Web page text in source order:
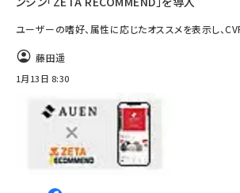
ユーザーの嗜好、属性に応じたオススメを表示し、
藤田遥
1月13日 8:30